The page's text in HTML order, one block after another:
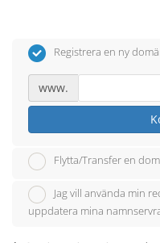
Registrera en ny
www.
Flytta/Transfer en
Jag vill använda min
uppdatera mina